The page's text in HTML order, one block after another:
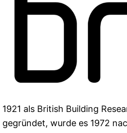
1921 als British Building
gegründet, wurde es 1972